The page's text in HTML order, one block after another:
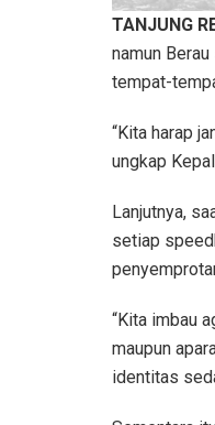
TANJUNG
namun
tempat-
“Kita harap
ungkap
Lanjutnya,
setiap
“Kita imbau
maupun
identitas